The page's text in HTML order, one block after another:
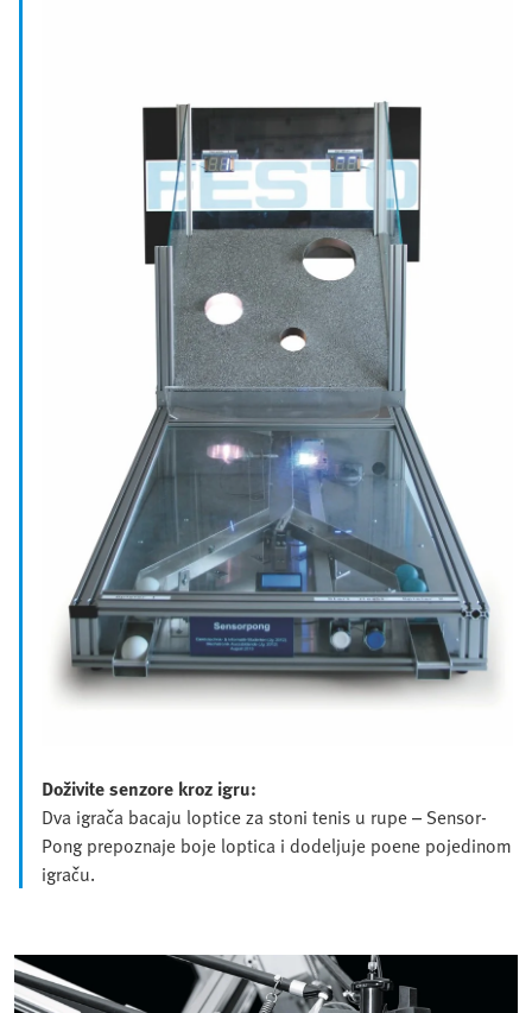
Doživite senzore kroz igru:
Dva igrača bacaju loptice za stoni tenis u rupe – Sensor-
Pong prepoznaje boje loptica i dodeljuje poene pojedinom
igraču.